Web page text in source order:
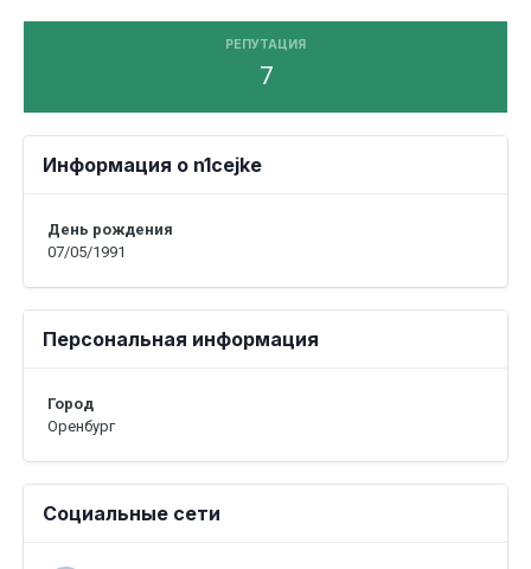
РЕПУТАЦИЯ
7
Информация о n1cejke
День рождения
07/05/1991
Персональная информация
Город
Оренбург
Социальные сети